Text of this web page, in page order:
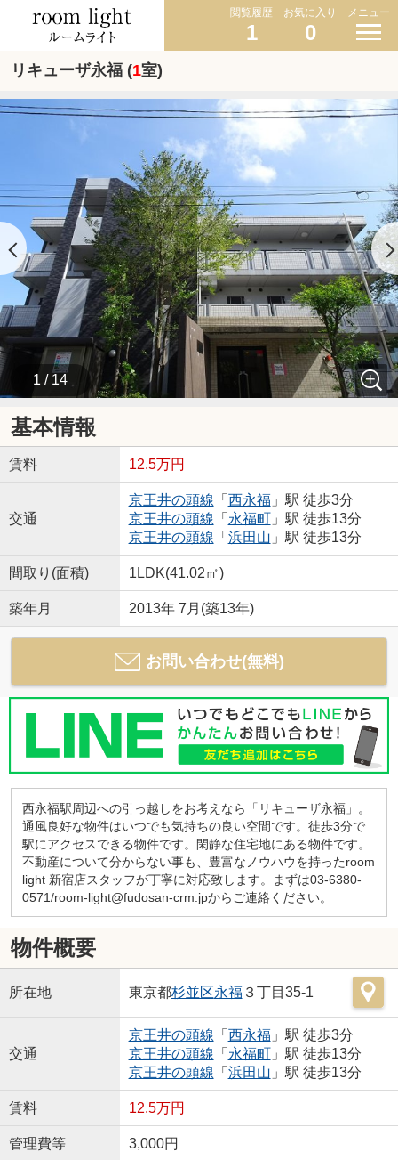
閲覧履歴
1
お気に入り
0
メニュー
リキューザ永福 (1室)
1 / 14
基本情報
賃料 12.5万円
交通
京王井の頭線 「 西永福」駅 徒歩3分
京王井の頭線 「 永福町」駅 徒歩13分
京王井の頭線 「 浜田山 」駅 徒歩13分
間取り(面積) 1LDK(41.02㎡)
築年月 2013年 7月(築13年)
お問い合わせ(無料)
西永福駅周辺への引っ越しをお考えなら「リキューザ永福」。
通風良好な物件はいつでも気持ちの良い空間です。徒歩3分で
駅にアクセスできる物件です。閑静な住宅地にある物件です。
不動産について分からない事も、豊富なノウハウを持ったroom
light 新宿店スタッフが丁寧に対応致します。まずは03-6380-
0571/room-light@fudosan-crm.jpからご連絡ください。
物件概要
所在地 東京都杉並区永福３丁目35-1
交通
京王井の頭線 「 西永福」駅 徒歩3分
京王井の頭線 「 永福町」駅 徒歩13分
京王井の頭線 「 浜田山 」駅 徒歩13分
賃料 12.5万円
管理費等 3,000円